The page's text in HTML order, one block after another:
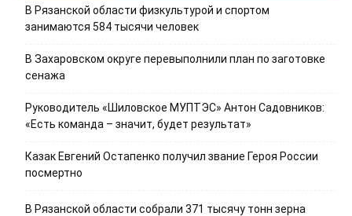
В Рязанской области физкультурой и спортом
занимаются 584 тысячи человек
В Захаровском округе перевыполнили план по заготовке
сенажа
Руководитель «Шиловское МУПТЭС» Антон Садовников:
«Есть команда – значит, будет результат»
Казак Евгений Остапенко получил звание Героя России
посмертно
В Рязанской области собрали 371 тысячу тонн зерна